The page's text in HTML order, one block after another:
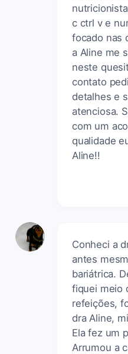
c ctrl v e
focado nas
a Aline me
neste
contato
detalhes e
atenciosa.
com um
qualidade
Aline!!
Conheci a
antes
bariátrica.
fiquei meio
refeições,
dra Aline,
Ela fez um
Arrumou a